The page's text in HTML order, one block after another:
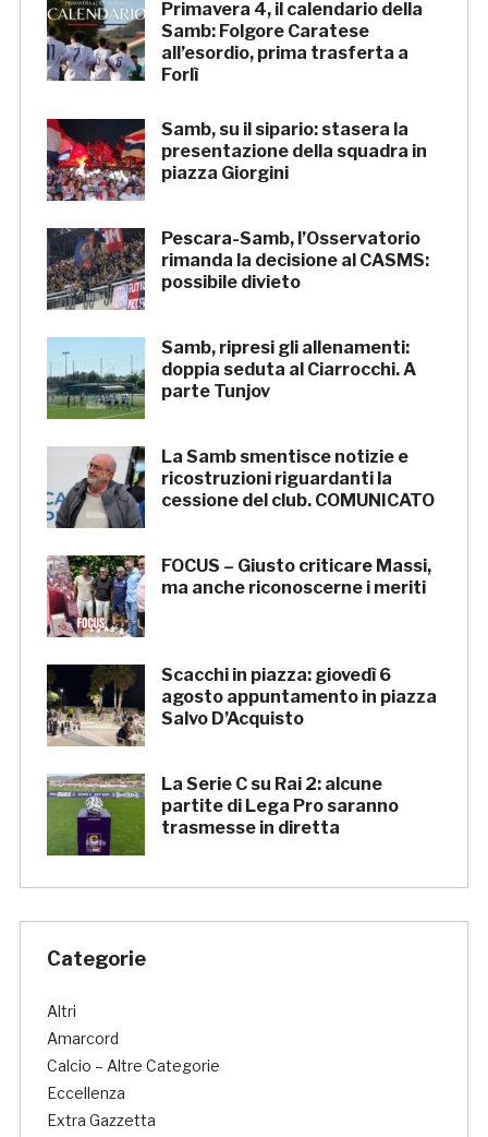
Primavera 4, il calendario della
Samb: Folgore Caratese
all’esordio, prima trasferta a
Forlì
Samb, su il sipario: stasera la
presentazione della squadra in
piazza Giorgini
Pescara-Samb, l’Osservatorio
rimanda la decisione al CASMS:
possibile divieto
Samb, ripresi gli allenamenti:
doppia seduta al Ciarrocchi. A
parte Tunjov
La Samb smentisce notizie e
ricostruzioni riguardanti la
cessione del club. COMUNICATO
FOCUS – Giusto criticare Massi,
ma anche riconoscerne i meriti
Scacchi in piazza: giovedì 6
agosto appuntamento in piazza
Salvo D’Acquisto
La Serie C su Rai 2: alcune
partite di Lega Pro saranno
trasmesse in diretta
Categorie
Altri
Amarcord
Calcio – Altre Categorie
Eccellenza
Extra Gazzetta